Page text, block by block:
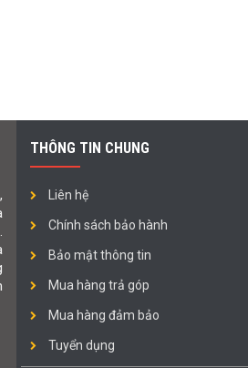
THÔNG TIN CHUNG
Liên hệ
Chính sách bảo hành
Bảo mật thông tin
Mua hàng trả góp
Mua hàng đảm bảo
Tuyển dụng